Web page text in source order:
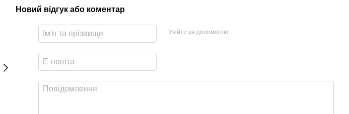
Новий відгук або коментар
Увійти за допомогою